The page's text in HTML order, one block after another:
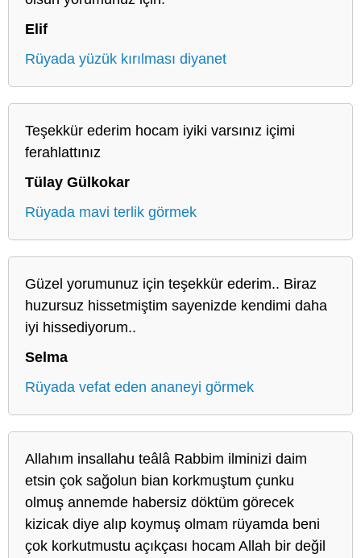
Elif
Rüyada yüzük kırılması diyanet
Teşekkür ederim hocam iyiki varsınız içimi
ferahlattınız
Tülay Gülkokar
Rüyada mavi terlik görmek
Güzel yorumunuz için teşekkür ederim.. Biraz
huzursuz hissetmiştim sayenizde kendimi daha
iyi hissediyorum..
Selma
Rüyada vefat eden ananeyi görmek
Allahım insallahu teâlâ Rabbim ilminizi daim
etsin çok sağolun bian korkmuştum çunku
olmuş annemde habersiz döktüm görecek
kizicak diye alıp koymuş olmam rüyamda beni
çok korkutmustu açıkçası hocam Allah bir değil